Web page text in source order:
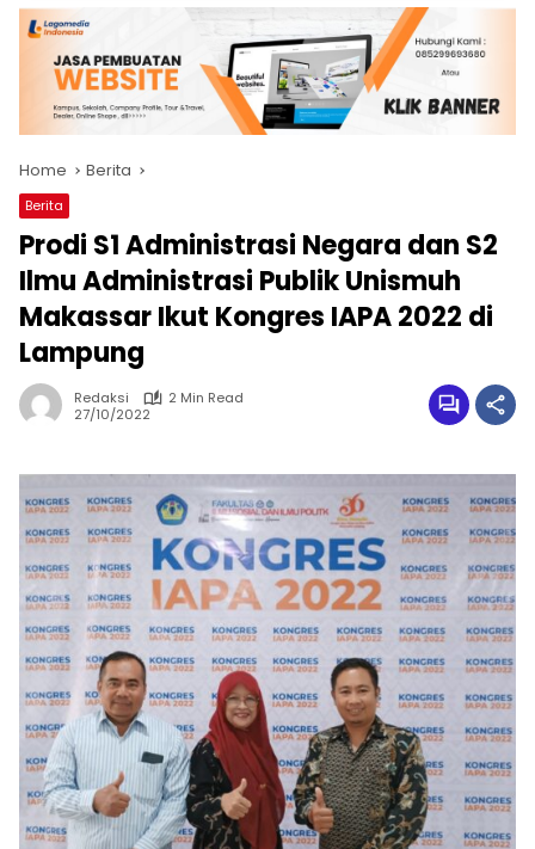
Home Berita
Berita
Prodi S1 Administrasi Negara dan S2
Ilmu Administrasi Publik Unismuh
Makassar Ikut Kongres IAPA 2022 di
Lampung
Redaksi
2 Min Read
27/10/2022